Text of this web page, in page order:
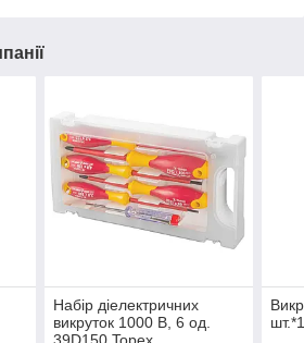
Набір діелектричних
викруток 1000 В, 6 од.